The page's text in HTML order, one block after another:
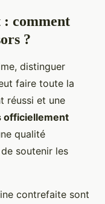
comment
?
distinguer
faire toute la
réussi et une
officiellement
qualité
soutenir les
contrefaite sont